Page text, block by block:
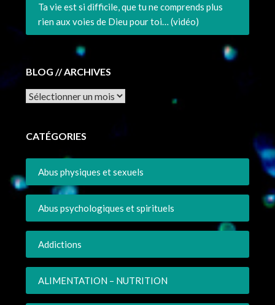
Ta vie est si difficile, que tu ne comprends plus
rien aux voies de Dieu pour toi… (vidéo)
BLOG // ARCHIVES
Archives
CATÉGORIES
Abus physiques et sexuels
Abus psychologiques et spirituels
Addictions
ALIMENTATION – NUTRITION